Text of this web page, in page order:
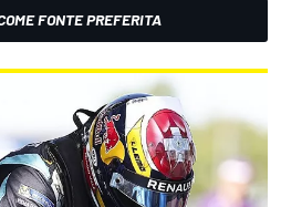
FONTE PREFERITA